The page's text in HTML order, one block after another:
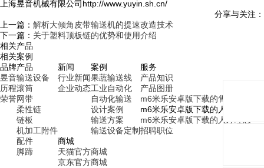
上海昱音机械有限公司http://www.yuyin.sh.cn/
分享与关注：
上一篇： 解析大倾角皮带输送机的提速改造技术
下一篇： 关于塑料顶板链的优势和使用介绍
相关产品
相关案例
品牌
昱音
历程
荣誉
产品
输送设备
滚筒
网带
柔性链
链板
机加工附件
配件
脚蹄
新闻
行业新闻
企业动态
案例
果蔬输送线
工业自动化
自动化输送
设计案例
输送方案
输送设备定制
服务
产品知识
产品图册
m6米乐安卓版下载的售后服务
m6米乐安卓版下载的人才招聘
m6米乐安卓版下载的人才理念
招聘职位
商城
天猫官方商城
京东官方商城